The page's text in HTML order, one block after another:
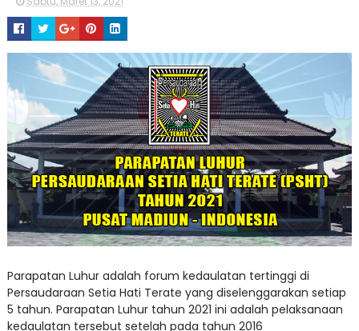
Parapatan Luhur adalah forum kedaulatan tertinggi di
Persaudaraan Setia Hati Terate yang diselenggarakan setiap
5 tahun. Parapatan Luhur tahun 2021 ini adalah pelaksanaan
kedaulatan tersebut setelah pada tahun 2016